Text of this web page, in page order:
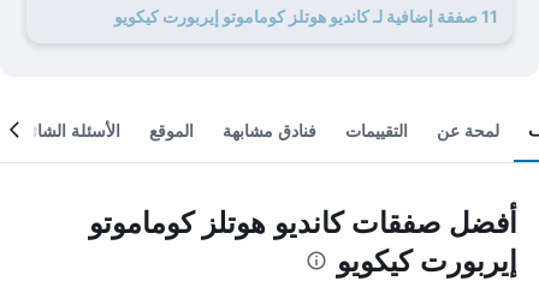
11 صفقة إضافية لـ كانديو هوتلز كوماموتو إيربورت كيكويو
لمحة عن التقييمات فنادق مشابهة الموقع الأسئلة الشائعة
أفضل صفقات كانديو هوتلز كوماموتو
إيربورت كيكويو